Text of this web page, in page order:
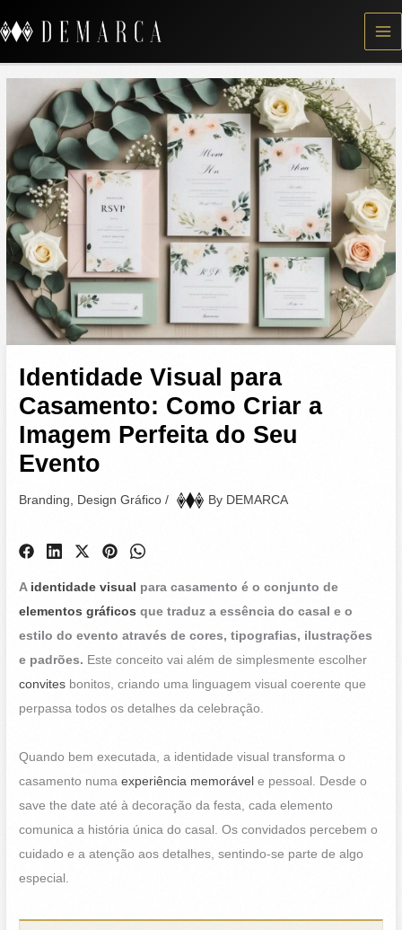
to
content
Identidade Visual para
Casamento: Como Criar a
Imagem Perfeita do Seu
Evento
Branding Design Gráfico / By DEMARCA
A identidade visual para casamento é o conjunto de
elementos gráficos que traduz a essência do casal e o
estilo do evento através de cores, tipografias, ilustrações
e padrões. Este conceito vai além de simplesmente escolher
convites bonitos, criando uma linguagem visual coerente que
perpassa todos os detalhes da celebração.
Quando bem executada, a identidade visual transforma o
casamento numaexperiência memorável e pessoal. Desde o
save the date até à decoração da festa, cada elemento
comunica a história única do casal. Os convidados percebem o
cuidado e a atenção aos detalhes, sentindo-se parte de algo
especial.